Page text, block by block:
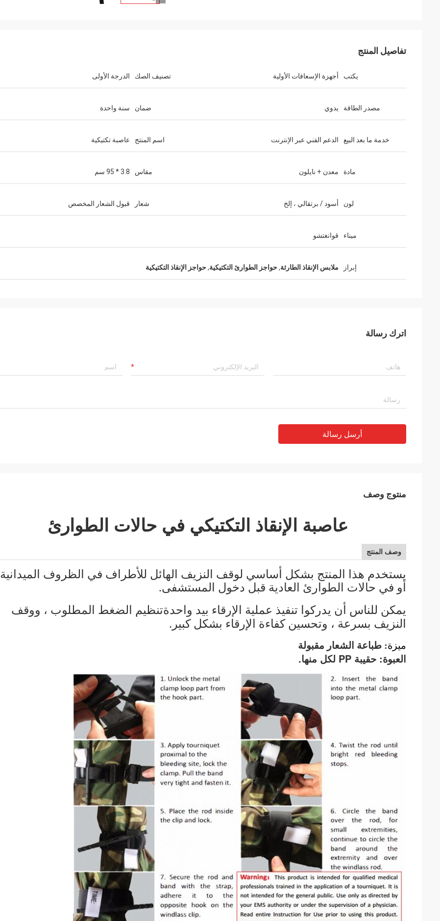
تفاصيل المنتج
يكتب أجهزة الإسعافات الأولية تصنيف الصك الدرجة الأولى
مصدر الطاقة يدوي ضمان سنة واحدة
خدمة ما بعد البيع الدعم الفني عبر الإنترنت اسم المنتج عاصبة تكتيكية
مادة معدن + نايلون مقاس 3.8 * 95 سم
لون أسود / برتقالي ، إلخ شعار قبول الشعار المخصص
ميناء قوانغتشو
إبراز ملابس الإنقاذ الطارئة,حواجز الطوارئ التكتيكية,حواجز الإنقاذ التكتيكية
اترك رسالة
أرسل رسالة
منتوج وصف
عاصبة الإنقاذ التكتيكي في حالات الطوارئ
وصف المنتج
يستخدم هذا المنتج بشكل أساسي لوقف النزيف الهائل للأطراف في الظروف الميدانية
أو في حالات الطوارئ العادية قبل دخول المستشفى.
يمكن للناس أن يدركوا تنفيذ عملية الإرقاء بيد واحدةتنظيم الضغط المطلوب ، ووقف
النزيف بسرعة ، وتحسين كفاءة الإرقاء بشكل كبير.
ميزة: طباعة الشعار مقبولة
العبوة: حقيبة PP لكل منها.